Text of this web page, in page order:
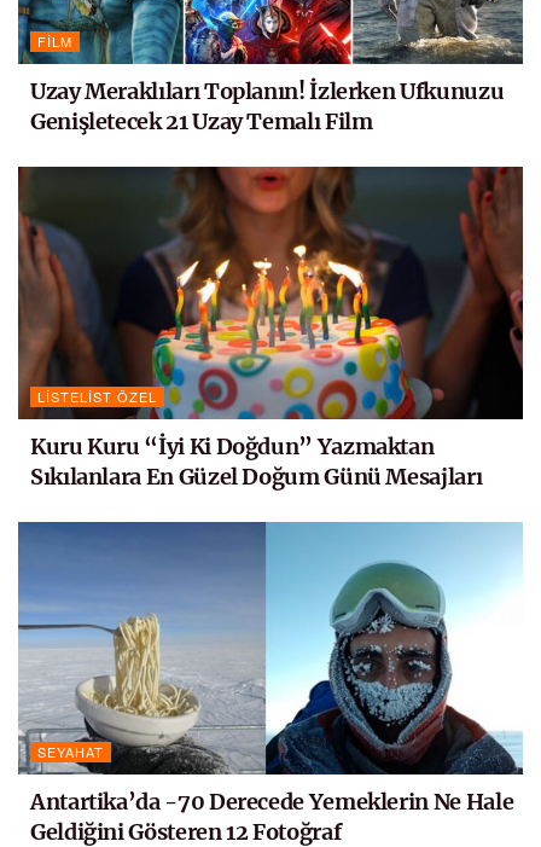
FILM
Uzay Meraklıları Toplanın! İzlerken Ufkunuzu
Genişletecek 21 Uzay Temalı Film
LISTELIST ÖZEL
Kuru Kuru “İyi Ki Doğdun” Yazmaktan
Sıkılanlara En Güzel Doğum Günü Mesajları
SEYAHAT
Antartika’da -70 Derecede Yemeklerin Ne Hale
Geldiğini Gösteren 12 Fotoğraf